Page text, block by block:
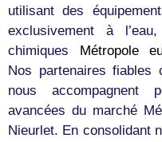
utilisant des
exclusivement à
chimiques
Métropole
Nos partenaires fiables
nous accompagnent
avancées du marché
Nieurlet. En consolidant